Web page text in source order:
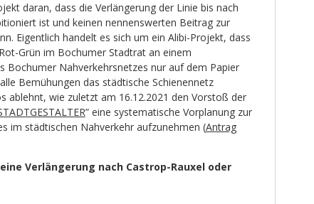
daran, dass die Verlängerung der Linie bis nach
ist und keinen nennenswerten Beitrag zur
Eigentlich handelt es sich um ein Alibi-Projekt, dass
Grün im Bochumer Stadtrat an einem
Bochumer Nahverkehrsnetzes nur auf dem Papier
Bemühungen das städtische Schienennetz
ablehnt, wie zuletzt am 16.12.2021 den Vorstoß der
” eine systematische Vorplanung zur
im städtischen Nahverkehr aufzunehmen (Antrag
Verlängerung nach Castrop-Rauxel oder